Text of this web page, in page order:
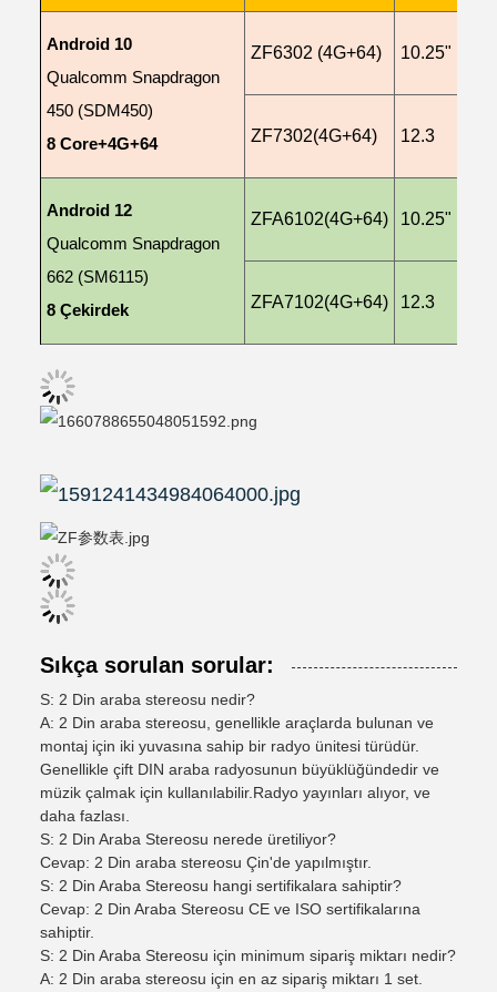
Android 10
Qualcomm Snapdragon
450 (SDM450)
8 Core+4G+64
ZF6302 (4G+64) 10.25"
ZF7302(4G+64) 12.3
Android 12
Qualcomm Snapdragon
662 (SM6115)
8 Çekirdek
ZFA6102(4G+64) 10.25"
ZFA7102(4G+64) 12.3
Sıkça sorulan sorular:
S: 2 Din araba stereosu nedir?
A: 2 Din araba stereosu, genellikle araçlarda bulunan ve
montaj için iki yuvasına sahip bir radyo ünitesi türüdür.
Genellikle çift DIN araba radyosunun büyüklüğündedir ve
müzik çalmak için kullanılabilir.Radyo yayınları alıyor, ve
daha fazlası.
S: 2 Din Araba Stereosu nerede üretiliyor?
Cevap: 2 Din araba stereosu Çin'de yapılmıştır.
S: 2 Din Araba Stereosu hangi sertifikalara sahiptir?
Cevap: 2 Din Araba Stereosu CE ve ISO sertifikalarına
sahiptir.
S: 2 Din Araba Stereosu için minimum sipariş miktarı nedir?
A: 2 Din araba stereosu için en az sipariş miktarı 1 set.